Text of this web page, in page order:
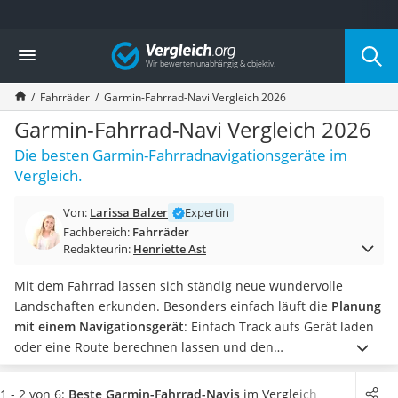
Die beliebtesten Vergleiche nach Kategorie
Freizeit & Sport
Gartentrampolin
Trampolin
Metalldetektor
Eufab-Fahrradträger
Trampolin 366 cm
Fahrradschloss
Futterboot
Air Bike
Trekkingschuhe Herren
Reisetasche mit Rollen
Klimmzugstation
Koffer
Nachtsichtgerät
Faltschloss
Vergleich
Fahrräder Garmin-Fahrrad-Navi Vergleich 2026
Garmin-Fahrrad-Navi Vergleich 2026
Die besten Garmin-Fahrradnavigationsgeräte im
Vergleich.
Von: Larissa Balzer
Expertin
Fachbereich: Fahrräder
Redakteurin: Henriette Ast
Mit dem Fahrrad lassen sich ständig neue wundervolle
Landschaften erkunden. Besonders einfach läuft die Planung
mit einem Navigationsgerät: Einfach Track aufs Gerät laden
oder eine Route berechnen lassen und den
Richtungsanweisungen auf dem Display folgen. Zahlreichen
Navi-Tests im Internet zufolge gehört der amerikanische
1 - 2 von 6: Beste Garmin-Fahrrad-Navis im Vergleich